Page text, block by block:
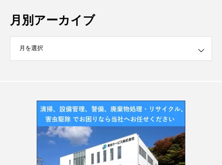
月別アーカイブ